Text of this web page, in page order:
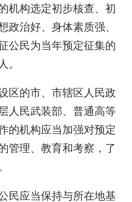
机构选定初步核查、初
政治好、身体素质强、
公民为当年预定征集的
区的市、市辖区人民政
人民武装部、普通高等
的机构应当加强对预定
管理、教育和考察，了
民应当保持与所在地基